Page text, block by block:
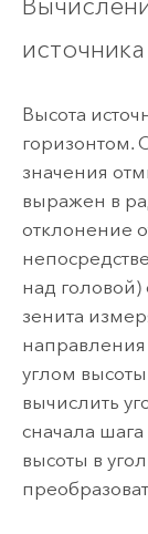
Высота
горизонтом.
значения
выражен в
отклонение
над головой)
зенита
направления
углом высоты
вычислить
сначала
высоты в